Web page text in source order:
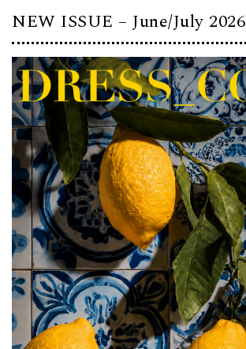
NEW ISSUE – June/July 2026